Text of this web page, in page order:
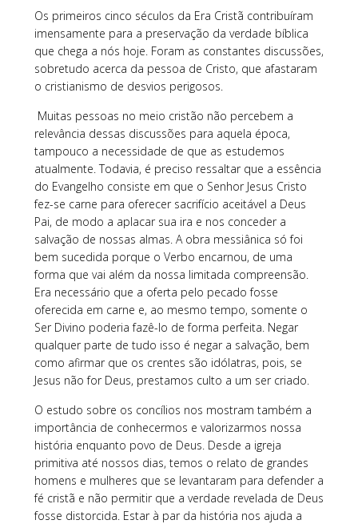
Os primeiros cinco séculos da Era Cristã contribuíram
imensamente para a preservação da verdade bíblica
que chega a nós hoje. Foram as constantes discussões,
sobretudo acerca da pessoa de Cristo, que afastaram
o cristianismo de desvios perigosos.
Muitas pessoas no meio cristão não percebem a
relevância dessas discussões para aquela época,
tampouco a necessidade de que as estudemos
atualmente. Todavia, é preciso ressaltar que a essência
do Evangelho consiste em que o Senhor Jesus Cristo
fez-se carne para oferecer sacrifício aceitável a Deus
Pai, de modo a aplacar sua ira e nos conceder a
salvação de nossas almas. A obra messiânica só foi
bem sucedida porque o Verbo encarnou, de uma
forma que vai além da nossa limitada compreensão.
Era necessário que a oferta pelo pecado fosse
oferecida em carne e, ao mesmo tempo, somente o
Ser Divino poderia fazê-lo de forma perfeita. Negar
qualquer parte de tudo isso é negar a salvação, bem
como afirmar que os crentes são idólatras, pois, se
Jesus não for Deus, prestamos culto a um ser criado.
O estudo sobre os concílios nos mostram também a
importância de conhecermos e valorizarmos nossa
história enquanto povo de Deus. Desde a igreja
primitiva até nossos dias, temos o relato de grandes
homens e mulheres que se levantaram para defender a
fé cristã e não permitir que a verdade revelada de Deus
fosse distorcida. Estar à par da história nos ajuda a